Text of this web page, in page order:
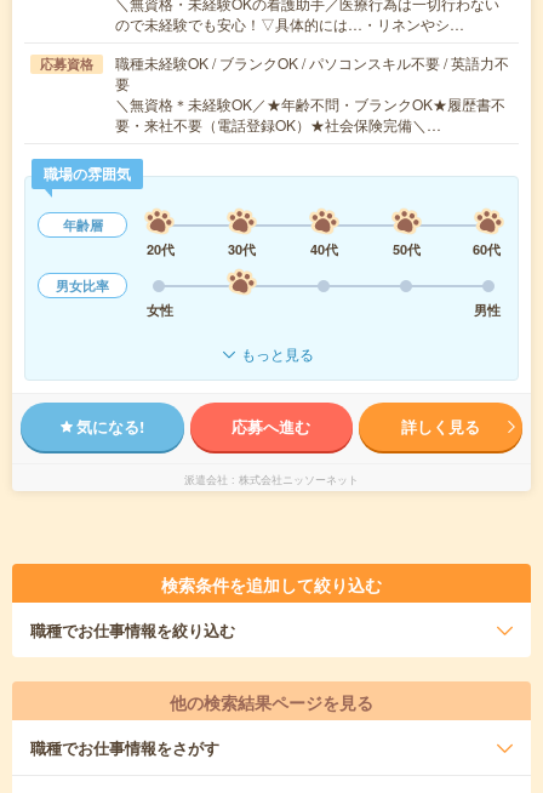
ので未経験でも安心！▽具体的には…・リネンやシ…
応募資格
職種未経験OK / ブランクOK / パソコンスキル不要 / 英語力不
要
＼無資格＊未経験OK／★年齢不問・ブランクOK★履歴書不
要・来社不要（電話登録OK）★社会保険完備＼…
職場の雰囲気
年齢層
20代
30代 40代 50代
60代
男女比率
女性
男性
もっと見る
気になる! 応募へ進む 詳しく見る
派遣会社 株式会社ニッソーネット
検索条件を追加して絞り込む
職種でお仕事情報を絞り込む
他の検索結果ページを見る
職種でお仕事情報をさがす